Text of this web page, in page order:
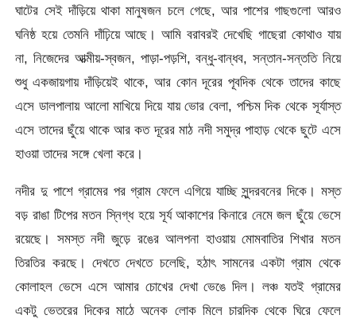
ঘাটের সেই দাঁড়িয়ে থাকা মানুষজন চলে গেছে, আর পাশের গাছগুলো আরও
ঘনিষ্ঠ হয়ে তেমনি দাঁঢ়িয়ে আছে। আমি বরাবরই দেখেছি গাছেরা কোথাও যায়
না, নিজেদের আত্মীয়-স্বজন, পাড়া-পড়শি, বন্ধু-বান্ধব, সন্তান-সন্ততি নিয়ে
শুধু একজায়গায় দাঁড়িয়েই থাকে, আর কোন দূরের পূবদিক থেকে তাদের কাছে
এসে ডালপালায় আলো মাখিয়ে দিয়ে যায় ভোর বেলা, পশ্চিম দিক থেকে সূর্যাস্ত
এসে তাদের ছুঁয়ে থাকে আর কত দূরের মাঠ নদী সমুদ্র পাহাড় থেকে ছুটে এসে
হাওয়া তাদের সঙ্গে খেলা করে।
নদীর দু পাশে গ্রামের পর গ্রাম ফেলে এগিয়ে যাচ্ছি সুন্দরবনের দিকে। মস্ত
বড় রাঙা টিপের মতন স্নিগ্ধ হয়ে সূর্য আকাশের কিনারে নেমে জল ছুঁয়ে ভেসে
রয়েছে। সমস্ত নদী জুড়ে রঙের আলপনা হাওয়ায় মোমবাতির শিখার মতন
তিরতির করছে। দেখতে দেখতে চলেছি, হঠাৎ সামনের একটা গ্রাম থেকে
কোলাহল ভেসে এসে আমার চোখের দেখা ভেঙে দিল। লঞ্চ যতই গ্রামের
একটু ভেতরের দিকের মাঠে অনেক লোক মিলে চারদিক থেকে ঘিরে ফেলে